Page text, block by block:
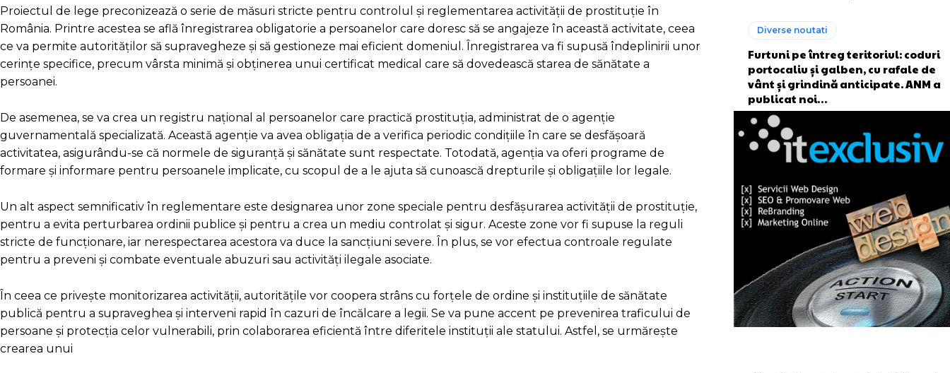
Proiectul de lege preconizează o serie de măsuri stricte pentru controlul și reglementarea activității de prostituție în
România. Printre acestea se află înregistrarea obligatorie a persoanelor care doresc să se angajeze în această activitate, ceea
ce va permite autorităților să supravegheze și să gestioneze mai eficient domeniul. Înregistrarea va fi supusă îndeplinirii unor
cerințe specifice, precum vârsta minimă și obținerea unui certificat medical care să dovedească starea de sănătate a
persoanei.
De asemenea, se va crea un registru național al persoanelor care practică prostituția, administrat de o agenție
guvernamentală specializată. Această agenție va avea obligația de a verifica periodic condițiile în care se desfășoară
activitatea, asigurându-se că normele de siguranță și sănătate sunt respectate. Totodată, agenția va oferi programe de
formare și informare pentru persoanele implicate, cu scopul de a le ajuta să cunoască drepturile și obligațiile lor legale.
Un alt aspect semnificativ în reglementare este designarea unor zone speciale pentru desfășurarea activității de prostituție,
pentru a evita perturbarea ordinii publice și pentru a crea un mediu controlat și sigur. Aceste zone vor fi supuse la reguli
stricte de funcționare, iar nerespectarea acestora va duce la sancțiuni severe. În plus, se vor efectua controale regulate
pentru a preveni și combate eventuale abuzuri sau activități ilegale asociate.
În ceea ce privește monitorizarea activității, autoritățile vor coopera strâns cu forțele de ordine și instituțiile de sănătate
publică pentru a supraveghea și interveni rapid în cazuri de încălcare a legii. Se va pune accent pe prevenirea traficului de
persoane și protecția celor vulnerabili, prin colaborarea eficientă între diferitele instituții ale statului. Astfel, se urmărește
crearea unui
Diverse noutati
Furtuni pe întreg teritoriul: coduri
portocaliu și galben, cu rafale de
vânt și grindină anticipate. ANM a
publicat noi…